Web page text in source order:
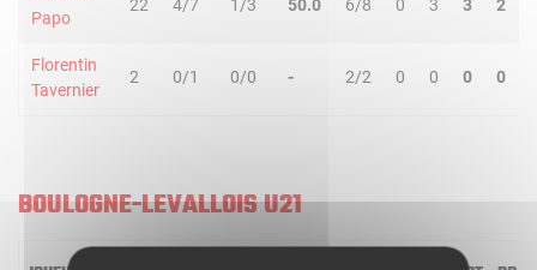
Papo
22 4/7 1/3 50.0 6/8 0 3 3 2
Florentin
Tavernier
2 0/1 0/0 - 2/2 0 0 0 0
BOULOGNE-LEVALLOIS U21